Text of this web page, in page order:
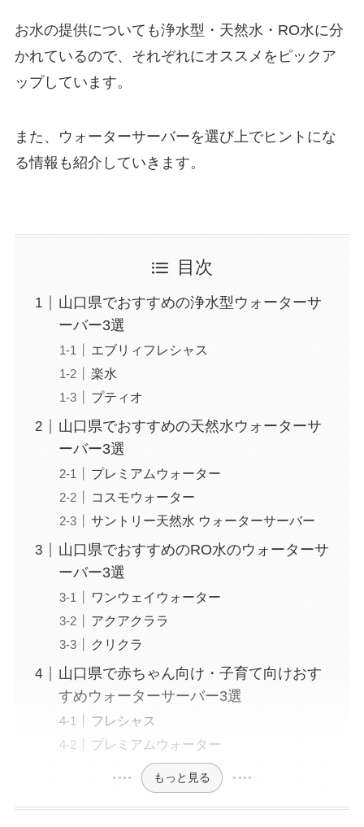
お水の提供についても浄水型・天然水・RO水に分
かれているので、それぞれにオススメをピックア
ップしています。
また、ウォーターサーバーを選び上でヒントにな
る情報も紹介していきます。
目次
山口県でおすすめの浄水型ウォーターサ
ーバー3選
エブリィフレシャス
楽水
プティオ
山口県でおすすめの天然水ウォーターサ
ーバー3選
プレミアムウォーター
コスモウォーター
サントリー天然水 ウォーターサーバー
山口県でおすすめのRO水のウォーターサ
ーバー3選
ワンウェイウォーター
アクアクララ
クリクラ
山口県で赤ちゃん向け・子育て向けおす
すめウォーターサーバー3選
フレシャス
プレミアムウォーター
もっと見る